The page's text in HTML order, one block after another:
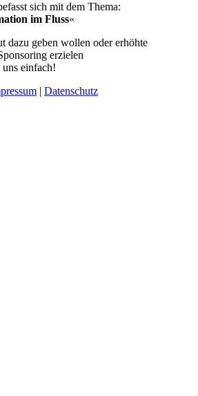
sich mit dem Thema:
im Fluss«
dazu geben wollen oder erhöhte
erzielen
uns einfach!
| Datenschutz